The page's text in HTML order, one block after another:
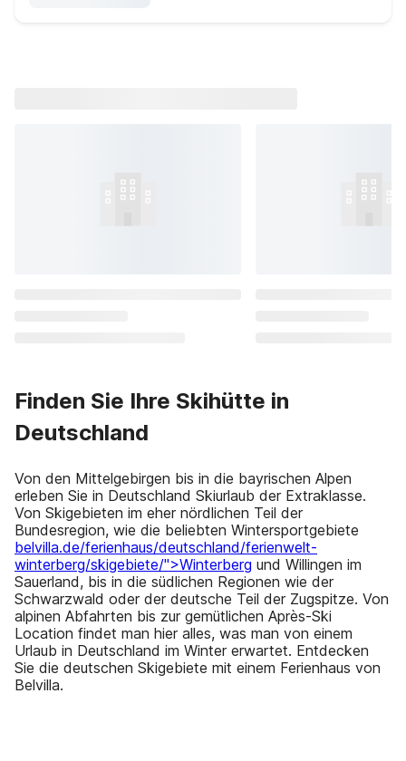
Finden Sie Ihre Skihütte in
Deutschland
Von den Mittelgebirgen bis in die bayrischen Alpen
erleben Sie in Deutschland Skiurlaub der Extraklasse.
Von Skigebieten im eher nördlichen Teil der
Bundesregion, wie die beliebten Wintersportgebiete
belvilla.de/ferienhaus/deutschland/ferienwelt-
winterberg/skigebiete/">Winterberg und Willingen im
Sauerland, bis in die südlichen Regionen wie der
Schwarzwald oder der deutsche Teil der Zugspitze. Von
alpinen Abfahrten bis zur gemütlichen Après-Ski
Location findet man hier alles, was man von einem
Urlaub in Deutschland im Winter erwartet. Entdecken
Sie die deutschen Skigebiete mit einem Ferienhaus von
Belvilla.